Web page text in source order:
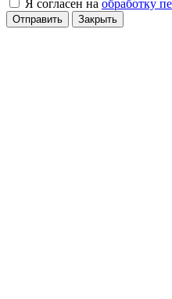
Я согласен на обработку
Отправить Закрыть